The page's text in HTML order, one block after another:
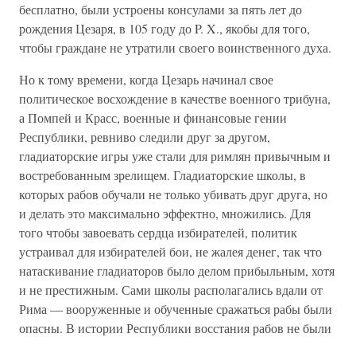
бесплатно, были устроены консулами за пять лет до
рождения Цезаря, в 105 году до P. X., якобы для того,
чтобы граждане не утратили своего воинственного духа.
Но к тому времени, когда Цезарь начинал свое
политическое восхождение в качестве военного трибуна,
а Помпей и Красс, военные и финансовые гении
Республики, ревниво следили друг за другом,
гладиаторские игры уже стали для римлян привычным и
востребованным зрелищем. Гладиаторские школы, в
которых рабов обучали не только убивать друг друга, но
и делать это максимально эффектно, множились. Для
того чтобы завоевать сердца избирателей, политик
устраивал для избирателей бои, не жалея денег, так что
натаскивание гладиаторов было делом прибыльным, хотя
и не престижным. Сами школы располагались вдали от
Рима — вооруженные и обученные сражаться рабы были
опасны. В истории Республики восстания рабов не были